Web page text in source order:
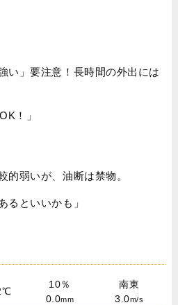
い」要注意！長時間の外出には
！」
的弱いが、油断は禁物。
るといいかも」
10％
0.0mm
南東
3.0m/s